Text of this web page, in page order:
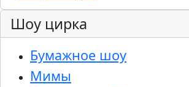
Шоу цирка
Бумажное шоу
Мимы